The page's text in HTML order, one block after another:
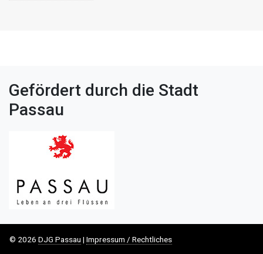
Gefördert durch die Stadt
Passau
© 2026 DJG Passau | Impressum / Rechtliches